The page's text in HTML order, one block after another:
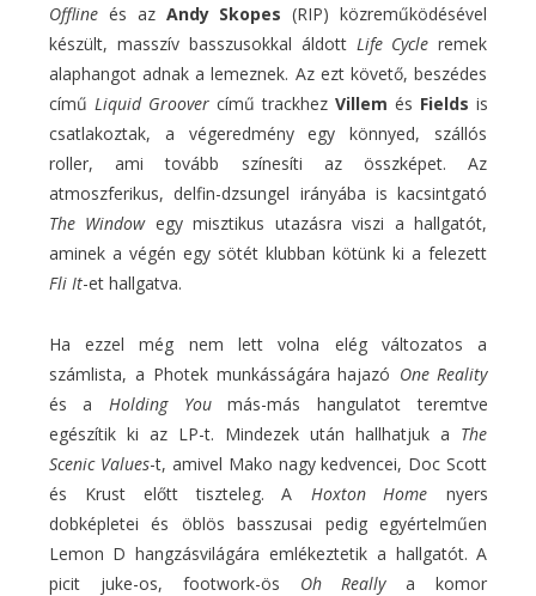
Offlineés az Andy Skopes (RIP) közreműködésével
készült, masszív basszusokkal áldott Life Cycle remek
alaphangot adnak a lemeznek. Az ezt követő, beszédes
című Liquid Groovercímű trackhez Villem és Fields is
csatlakoztak, a végeredmény egy könnyed, szállós
roller, ami tovább színesíti az összképet. Az
atmoszferikus, delfin-dzsungel irányába is kacsintgató
The Windowegy misztikus utazásra viszi a hallgatót,
aminek a végén egy sötét klubban kötünk ki a felezett
Fli It-et hallgatva.
Ha ezzel még nem lett volna elég változatos a
számlista, a Photek munkásságára hajazó One Reality
és a Holding Youmás-más hangulatot teremtve
egészítik ki az LP-t. Mindezek után hallhatjuk a The
Scenic Values-t, amivel Mako nagy kedvencei, Doc Scott
és Krust előtt tiszteleg. A Hoxton Home nyers
dobképletei és öblös basszusai pedig egyértelműen
Lemon D hangzásvilágára emlékeztetik a hallgatót. A
picit juke-os, footwork-ös Oh Reallya komor